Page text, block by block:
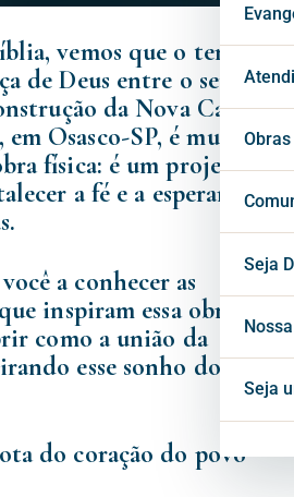
Blog
Seja
Seja
vemos que o templo
de Deus entre o seu
da Nova Catedral
Osasco-SP, é muito
física: é um projeto
a fé e a esperança de
a conhecer as
inspiram essa obra tão
como a união da
esse sonho do papel.
do coração do povo